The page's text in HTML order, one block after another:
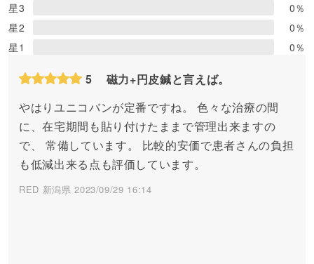
星3 0％
星2
0％
星1
0％
5
磁力+円皮鍼と言えば。
やはりユニコバンが定番ですね。 色々な治療の間
に、在宅期間も貼り付けたままで管理出来ますの
で、 常備しています。 比較的安価で患者さんの負担
も低減出来る点も評価しています。
RED 新潟県 2023/09/29 16:14